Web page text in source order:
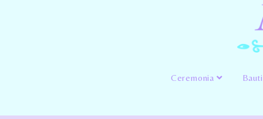
Ceremonia